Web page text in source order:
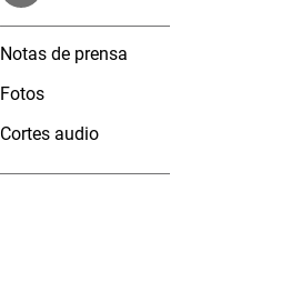
Notas de prensa
Fotos
Cortes audio